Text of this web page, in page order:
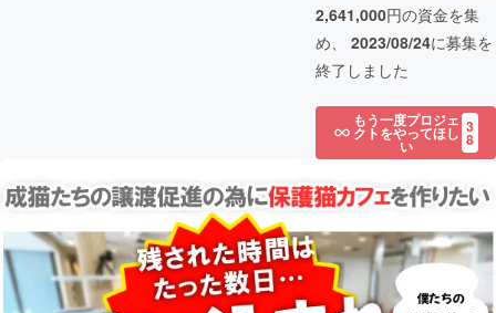
2,641,000円の資金を集
め、 2023/08/24に募集を
終了しました
もう一度プロジェ
クトをやってほし
い
3
8